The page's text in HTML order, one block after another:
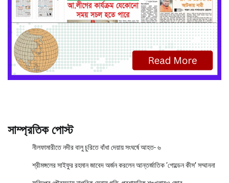
সাম্প্রতিক পোস্ট
নীলফামারীতে নদীর বালু চুরিতে বাঁধা দেয়ায় সংঘর্ষে আহত- ৬
শ্রীমঙ্গলের সাইফুর রহমান জাবেদ অর্জন করলেন আন্তর্জাতিক ‘গোল্ডেন কীস’ সম্মাননা